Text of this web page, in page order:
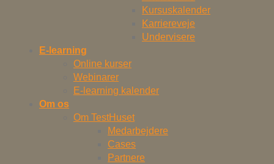
Kursuskalender
Karriereveje
Undervisere
E-learning
Online kurser
Webinarer
E-learning kalender
Om os
Om TestHuset
Medarbejdere
Cases
Partnere